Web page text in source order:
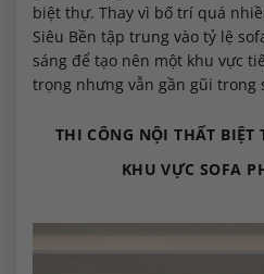
biệt thự. Thay vì bố trí quá
Siêu Bền tập trung vào tỷ lệ
sáng để tạo nên một khu vực
trọng nhưng vẫn gần gũi trong
THI CÔNG NỘI THẤT BIỆT
KHU VỰC SOFA